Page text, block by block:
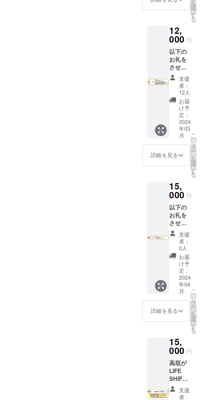
ツメグ
ケーキ
クリー
ムチー
ズ
（オー
ストラ
リア
産）、
りんご
濃縮果
汁、米
粉、サ
ワーク
リー
ム、
ンド、
太白胡
モン、
塩 【保
存方
法】 賞
味期
限：製
造日か
ら冷凍
で2ヶ月
（※具体
的な日
付は商
品に明
記）、
解凍後
内
ンに貼
付され
たラベ
ルや注
意書き
をご確
認くだ
さい。
AaHbit
新店舗
＆製造
工房の
見学ツ
アー
※日程は
4月中の
細は後
日ご連
絡
不参加
の方へ
は動画
を個別
に送付
予定
【原材
料】 ■
キャ
ロット
ケーキ
人参、
濃縮果
汁、米
油、ク
リーム
チー
ズ、
卵、
アーモ
ンド、
ロット
ケーキ
チーズ
ケーキ
の詰め
合わせ
※原材料
及び添
加物等
の食品
表示は
お届け
商品の
ラベル
に表記
されま
す。
商品開
封前に
ターン
に貼付
された
ラベル
や注意
書きを
ご確認
くださ
い。 ・
カフェ
のプレ
オープ
ンへご
招待（1
名）
※日程は
1~2月を
連絡
※ケーキ
とドリ
ンクを1
点ずつ
提供さ
せて頂
きます
を
選
択
す
る
12,
000 円
以下の
お礼を
させて
いただ
きます
・お礼
のお手
紙送付
AaHbit
で一番
人気の
ある
キャ
ロット
ケーキ
チーズ
ケーキ
の詰め
合わせ
※原材料
及び添
加物等
の食品
表示は
お届け
商品の
ラベル
に表記
されま
す。 商
品開封
前には
ンに貼
付され
たラベ
ルや注
意書き
をご確
認くだ
さい。
支援
者：
12人
お届
け予
定：
2024
年03
月
詳細を見る
こ
の
リ
タ
ー
ン
を
選
択
す
る
15,
000 円
以下の
お礼を
させて
いただ
きます
・お礼
のお手
紙送付
AaHbit
で一番
人気の
ある
キャ
ロット
ケーキ
チーズ
ケーキ
の詰め
合わせ
※原材
料及び
添加物
等の食
支援
者：
0人
お届
け予
定：
2024
年04
月
詳細を見る
こ
の
リ
タ
ー
ン
を
選
択
す
る
15,
000 円
高垣が
LIFE
SHIFT
の著者
リンダ
支援
者：